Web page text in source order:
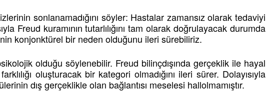
sonlanamadığını söyler: Hastalar zamansız olarak tedaviyi
Freud kuramının tutarlılığını tam olarak doğrulayacak durumda
konjonktürel bir neden olduğunu ileri sürebiliriz.
olduğu söylenebilir. Freud bilinçdışında gerçeklik ile hayal
oluşturacak bir kategori olmadığını ileri sürer. Dolayısıyla
dış gerçeklikle olan bağlantısı meselesi hallolmamıştır.